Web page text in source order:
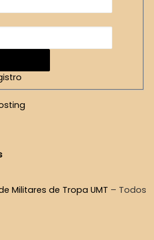
Militares de Tropa UMT – Todos